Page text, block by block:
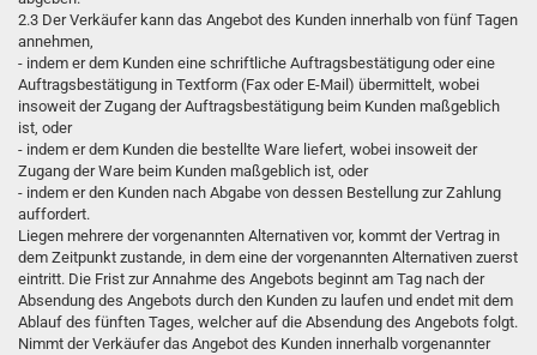
2.3 Der Verkäufer kann das Angebot des Kunden innerhalb von fünf Tagen
annehmen,
- indem er dem Kunden eine schriftliche Auftragsbestätigung oder eine
Auftragsbestätigung in Textform (Fax oder E-Mail) übermittelt, wobei
insoweit der Zugang der Auftragsbestätigung beim Kunden maßgeblich
ist, oder
- indem er dem Kunden die bestellte Ware liefert, wobei insoweit der
Zugang der Ware beim Kunden maßgeblich ist, oder
- indem er den Kunden nach Abgabe von dessen Bestellung zur Zahlung
auffordert.
Liegen mehrere der vorgenannten Alternativen vor, kommt der Vertrag in
dem Zeitpunkt zustande, in dem eine der vorgenannten Alternativen zuerst
eintritt. Die Frist zur Annahme des Angebots beginnt am Tag nach der
Absendung des Angebots durch den Kunden zu laufen und endet mit dem
Ablauf des fünften Tages, welcher auf die Absendung des Angebots folgt.
Nimmt der Verkäufer das Angebot des Kunden innerhalb vorgenannter